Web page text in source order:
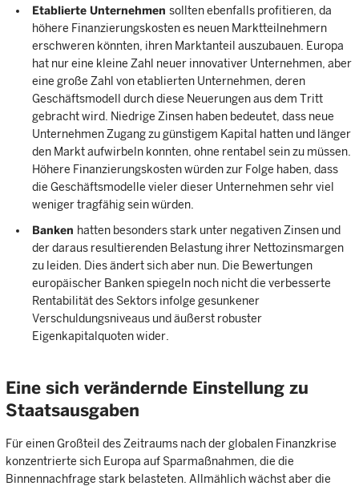
Etablierte Unternehmen sollten ebenfalls profitieren, da
höhere Finanzierungskosten es neuen Marktteilnehmern
erschweren könnten, ihren Marktanteil auszubauen. Europa
hat nur eine kleine Zahl neuer innovativer Unternehmen, aber
eine große Zahl von etablierten Unternehmen, deren
Geschäftsmodell durch diese Neuerungen aus dem Tritt
gebracht wird. Niedrige Zinsen haben bedeutet, dass neue
Unternehmen Zugang zu günstigem Kapital hatten und länger
den Markt aufwirbeln konnten, ohne rentabel sein zu müssen.
Höhere Finanzierungskosten würden zur Folge haben, dass
die Geschäftsmodelle vieler dieser Unternehmen sehr viel
weniger tragfähig sein würden.
Banken hatten besonders stark unter negativen Zinsen und
der daraus resultierenden Belastung ihrer Nettozinsmargen
zu leiden. Dies ändert sich aber nun. Die Bewertungen
europäischer Banken spiegeln noch nicht die verbesserte
Rentabilität des Sektors infolge gesunkener
Verschuldungsniveaus und äußerst robuster
Eigenkapitalquoten wider.
Eine sich verändernde Einstellung zu
Staatsausgaben
Für einen Großteil des Zeitraums nach der globalen Finanzkrise
konzentrierte sich Europa auf Sparmaßnahmen, die die
Binnennachfrage stark belasteten. Allmählich wächst aber die